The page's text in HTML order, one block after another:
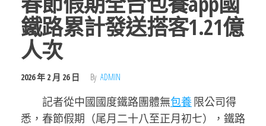
鐵路累計發送搭客1.21億
人次
2026 年 2 月 26 日 By ADMIN
記者從中國國度鐵路團體無包養限公司得
悉，春節假期（尾月二十八至正月初七），鐵路